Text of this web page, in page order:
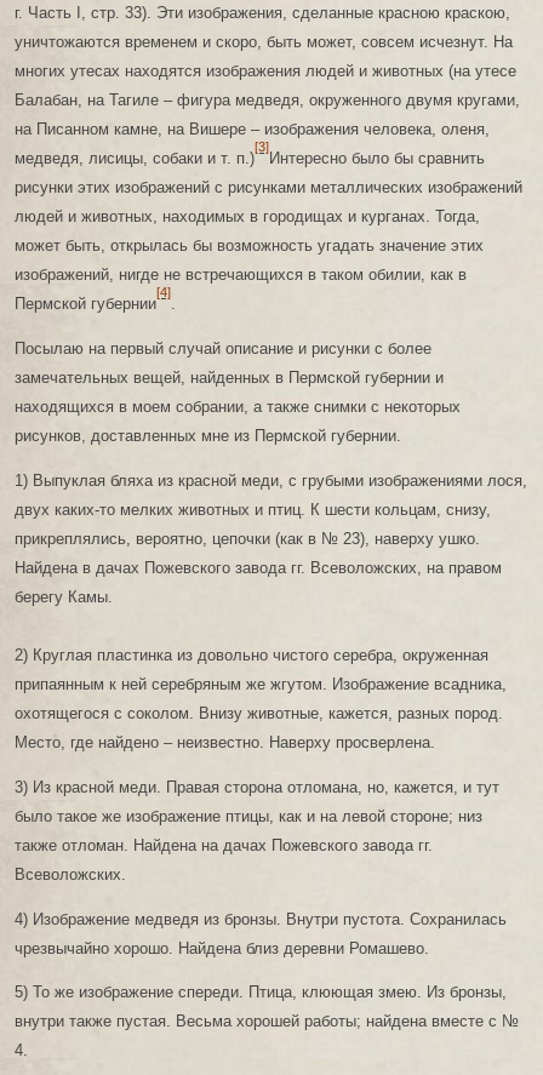
г. Часть I, стр. 33). Эти изображения, сделанные красною краскою,
уничтожаются временем и скоро, быть может, совсем исчезнут. На
многих утесах находятся изображения людей и животных (на утесе
Балабан, на Тагиле – фигура медведя, окруженного двумя кругами,
на Писанном камне, на Вишере – изображения человека, оленя,
медведя, лисицы, собаки и т. п.)
[3]
Интересно было бы сравнить
рисунки этих изображений с рисунками металлических изображений
людей и животных, находимых в городищах и курганах. Тогда,
может быть, открылась бы возможность угадать значение этих
изображений, нигде не встречающихся в таком обилии, как в
Пермской губернии
[4]
.
Посылаю на первый случай описание и рисунки с более
замечательных вещей, найденных в Пермской губернии и
находящихся в моем собрании, а также снимки с некоторых
рисунков, доставленных мне из Пермской губернии.
1) Выпуклая бляха из красной меди, с грубыми изображениями лося,
двух каких-то мелких животных и птиц. К шести кольцам, снизу,
прикреплялись, вероятно, цепочки (как в № 23), наверху ушко.
Найдена в дачах Пожевского завода гг. Всеволожских, на правом
берегу Камы.
2) Круглая пластинка из довольно чистого серебра, окруженная
припаянным к ней серебряным же жгутом. Изображение всадника,
охотящегося с соколом. Внизу животные, кажется, разных пород.
Место, где найдено – неизвестно. Наверху просверлена.
3) Из красной меди. Правая сторона отломана, но, кажется, и тут
было такое же изображение птицы, как и на левой стороне; низ
также отломан. Найдена на дачах Пожевского завода гг.
Всеволожских.
4) Изображение медведя из бронзы. Внутри пустота. Сохранилась
чрезвычайно хорошо. Найдена близ деревни Ромашево.
5) То же изображение спереди. Птица, клюющая змею. Из бронзы,
внутри также пустая. Весьма хорошей работы; найдена вместе с №
4.